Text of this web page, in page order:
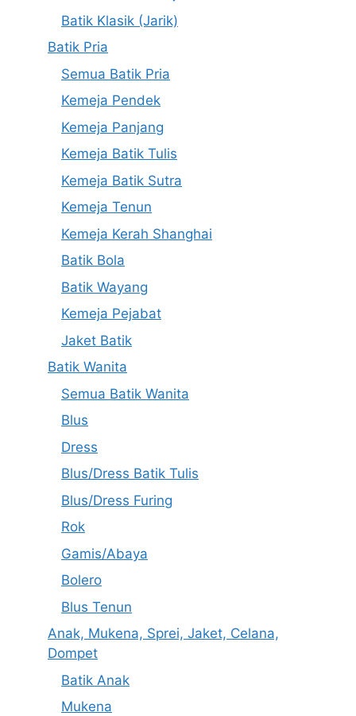
Batik Klasik (Jarik)
Batik Pria
Semua Batik Pria
Kemeja Pendek
Kemeja Panjang
Kemeja Batik Tulis
Kemeja Batik Sutra
Kemeja Tenun
Kemeja Kerah Shanghai
Batik Bola
Batik Wayang
Kemeja Pejabat
Jaket Batik
Batik Wanita
Semua Batik Wanita
Blus
Dress
Blus/Dress Batik Tulis
Blus/Dress Furing
Rok
Gamis/Abaya
Bolero
Blus Tenun
Anak, Mukena, Sprei, Jaket, Celana,
Dompet
Batik Anak
Mukena